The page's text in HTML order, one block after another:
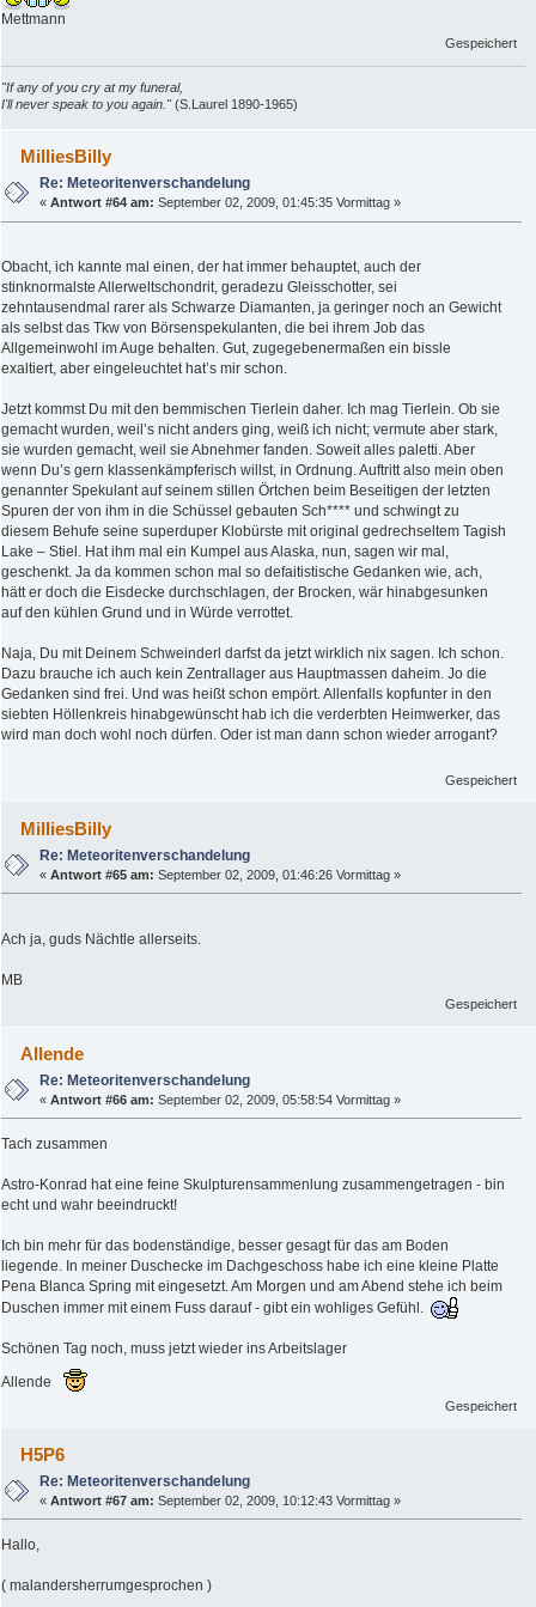
Mettmann
Gespeichert
"If any of you cry at my funeral,
I'll never speak to you again."(S.Laurel 1890-1965)
MilliesBilly
Re: Meteoritenverschandelung
«Antwort #64 am: September 02, 2009, 01:45:35 Vormittag »
Obacht, ich kannte mal einen, der hat immer behauptet, auch der
stinknormalste Allerweltschondrit, geradezu Gleisschotter, sei
zehntausendmal rarer als Schwarze Diamanten, ja geringer noch an Gewicht
als selbst das Tkw von Börsenspekulanten, die bei ihrem Job das
Allgemeinwohl im Auge behalten. Gut, zugegebenermaßen ein bissle
exaltiert, aber eingeleuchtet hat’s mir schon.
Jetzt kommst Du mit den bemmischen Tierlein daher. Ich mag Tierlein. Ob sie
gemacht wurden, weil’s nicht anders ging, weiß ich nicht; vermute aber stark,
sie wurden gemacht, weil sie Abnehmer fanden. Soweit alles paletti. Aber
wenn Du’s gern klassenkämpferisch willst, in Ordnung. Auftritt also mein oben
genannter Spekulant auf seinem stillen Örtchen beim Beseitigen der letzten
Spuren der von ihm in die Schüssel gebauten Sch**** und schwingt zu
diesem Behufe seine superduper Klobürste mit original gedrechseltem Tagish
Lake – Stiel. Hat ihm mal ein Kumpel aus Alaska, nun, sagen wir mal,
geschenkt. Ja da kommen schon mal so defaitistische Gedanken wie, ach,
hätt er doch die Eisdecke durchschlagen, der Brocken, wär hinabgesunken
auf den kühlen Grund und in Würde verrottet.
Naja, Du mit Deinem Schweinderl darfst da jetzt wirklich nix sagen. Ich schon.
Dazu brauche ich auch kein Zentrallager aus Hauptmassen daheim. Jo die
Gedanken sind frei. Und was heißt schon empört. Allenfalls kopfunter in den
siebten Höllenkreis hinabgewünscht hab ich die verderbten Heimwerker, das
wird man doch wohl noch dürfen. Oder ist man dann schon wieder arrogant?
Gespeichert
MilliesBilly
Re: Meteoritenverschandelung
«Antwort #65 am: September 02, 2009, 01:46:26 Vormittag »
Ach ja, guds Nächtle allerseits.
MB
Gespeichert
Allende
Re: Meteoritenverschandelung
«Antwort #66 am: September 02, 2009, 05:58:54 Vormittag »
Tach zusammen
Astro-Konrad hat eine feine Skulpturensammenlung zusammengetragen - bin
echt und wahr beeindruckt!
Ich bin mehr für das bodenständige, besser gesagt für das am Boden
liegende. In meiner Duschecke im Dachgeschoss habe ich eine kleine Platte
Pena Blanca Spring mit eingesetzt. Am Morgen und am Abend stehe ich beim
Duschen immer mit einem Fuss darauf - gibt ein wohliges Gefühl.
Schönen Tag noch, muss jetzt wieder ins Arbeitslager
Allende
Gespeichert
H5P6
Re: Meteoritenverschandelung
«Antwort #67 am: September 02, 2009, 10:12:43 Vormittag »
Hallo,
( malandersherrumgesprochen )